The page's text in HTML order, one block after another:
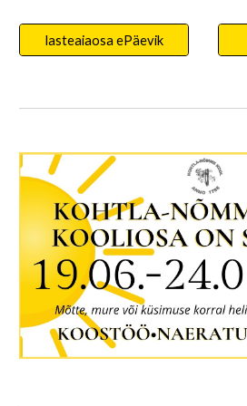
lasteaiaosa ePäevik